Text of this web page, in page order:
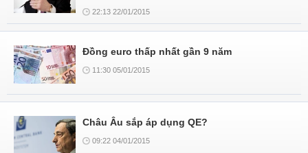
22:13 22/01/2015
Đồng euro thấp nhất gần 9 năm
11:30 05/01/2015
Châu Âu sắp áp dụng QE?
09:22 04/01/2015